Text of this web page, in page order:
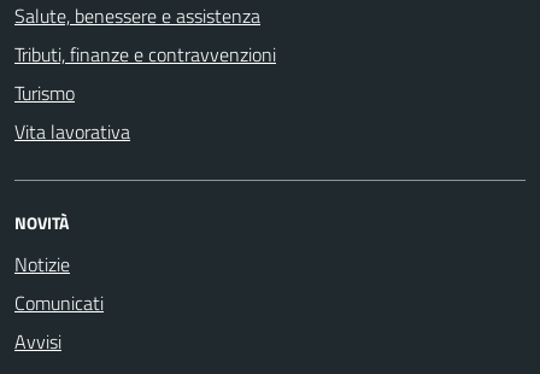
Salute, benessere e assistenza
Tributi, finanze e contravvenzioni
Turismo
Vita lavorativa
NOVITÀ
Notizie
Comunicati
Avvisi